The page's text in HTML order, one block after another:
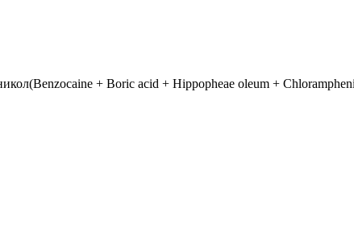
+ Boric acid + Hippopheae oleum +